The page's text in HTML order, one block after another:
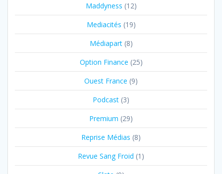
Maddyness (12)
Mediacités (19)
Médiapart(8)
Option Finance (25)
Ouest France (9)
Podcast (3)
Premium (29)
Reprise Médias (8)
Revue Sang Froid (1)